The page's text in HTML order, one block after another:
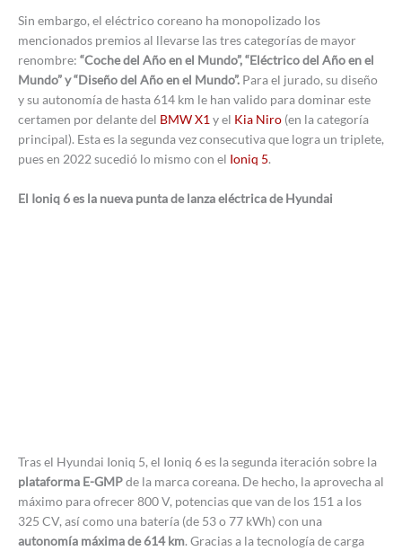
Sin embargo, el eléctrico coreano ha monopolizado los
mencionados premios al llevarse las tres categorías de mayor
renombre: “Coche del Año en el Mundo”, “Eléctrico del Año en el
Mundo” y “Diseño del Año en el Mundo”. Para el jurado, su diseño
y su autonomía de hasta 614 km le han valido para dominar este
certamen por delante del BMW X1 y el Kia Niro (en la categoría
principal). Esta es la segunda vez consecutiva que logra un triplete,
pues en 2022 sucedió lo mismo con el Ioniq 5.
El Ioniq 6 es la nueva punta de lanza eléctrica de Hyundai
Tras el Hyundai Ioniq 5, el Ioniq 6 es la segunda iteración sobre la
plataforma E-GMPde la marca coreana. De hecho, la aprovecha al
máximo para ofrecer 800 V, potencias que van de los 151 a los
325 CV, así como una batería (de 53 o 77 kWh) con una
autonomía máxima de 614 km. Gracias a la tecnología de carga